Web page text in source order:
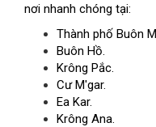
nơi nhanh chóng tại:
Thành phố Buôn
Buôn Hồ.
Krông Pắc.
Cư M'gar.
Ea Kar.
Krông Ana.